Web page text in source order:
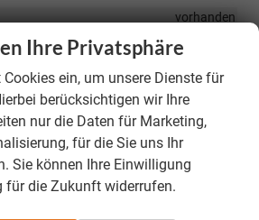
vorhanden
Fernbedienung
vorhanden
vorhanden
HHC Hill Hold Control
vorhanden
anstelle des Zündschlosses
Ihre Privatsphäre
Cookies ein, um unsere Dienste für
berücksichtigen wir Ihre
nur die Daten für Marketing,
für die Sie uns Ihr
Sie können Ihre Einwilligung
für die Zukunft widerrufen.